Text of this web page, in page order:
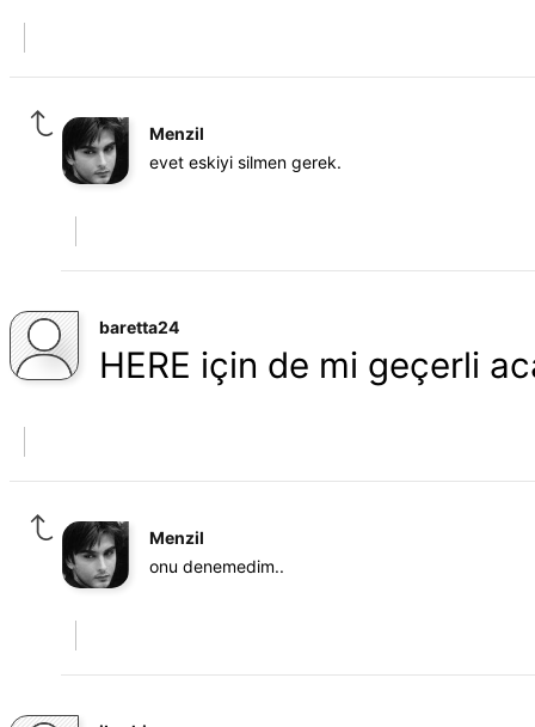
Menzil
evet eskiyi silmen gerek.
baretta24
HERE için de mi geçerli
Menzil
onu denemedim..